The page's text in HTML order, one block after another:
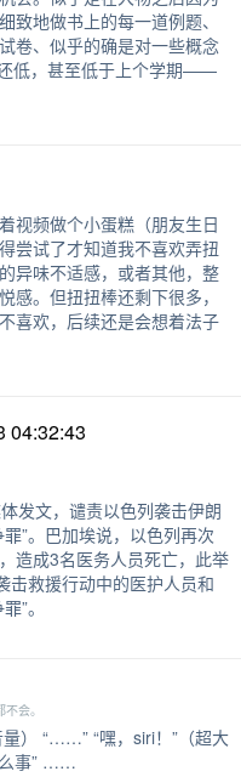
致地做书上的每一道例题、
卷、似乎的确是对一些概念
低，甚至低于上个学期——
视频做个小蛋糕（朋友生日
尝试了才知道我不喜欢弄扭
异味不适感，或者其他，整
感。但扭扭棒还剩下很多，
喜欢，后续还是会想着法子
04:32:43
发文，谴责以色列袭击伊朗
”。巴加埃说，以色列再次
造成3名医务人员死亡，此举
击救援行动中的医护人员和
”。
会。
） “……” “嘿，siri！”（超大
么事” ……